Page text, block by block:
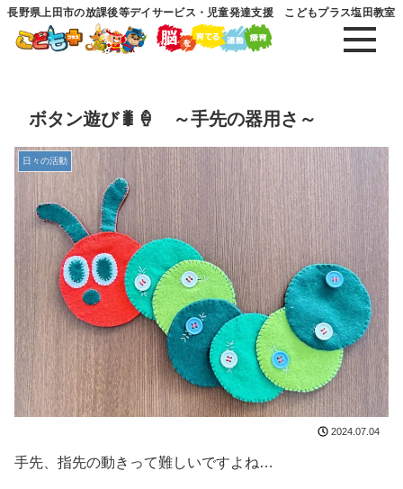
長野県上田市の放課後等デイサービス・児童発達支援 こどもプラス塩田教室
ボタン遊び🐛🍦 ～手先の器用さ～
日々の活動
2024.07.04
手先、指先の動きって難しいですよね…